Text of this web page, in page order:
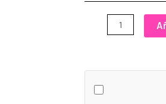
CONJUNTO
cantidad